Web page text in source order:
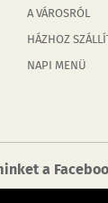
A VÁROSRÓL
HÁZHOZ
NAPI MENÜ
a